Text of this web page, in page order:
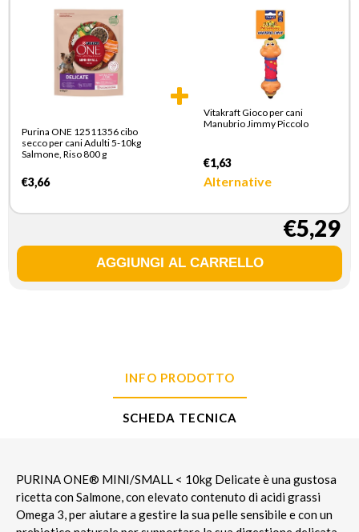
Purina ONE 12511356 cibo
secco per cani Adulti 5-10kg
Salmone, Riso 800 g
€3,66
Vitakraft Gioco per cani
Manubrio Jimmy Piccolo
€1,63
Alternative
€5,29
INFO PRODOTTO
SCHEDA TECNICA
PURINA ONE® MINI/SMALL < 10kg Delicate è una gustosa
ricetta con Salmone, con elevato contenuto di acidi grassi
Omega 3, per aiutare a gestire la sua pelle sensibile e con un